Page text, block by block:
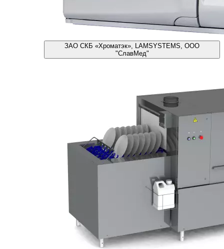
ЗАО СКБ «Хроматэк», LAMSYSTEMS, ООО
"СлавМед"